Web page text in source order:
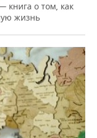
книга о том, как
жизнь